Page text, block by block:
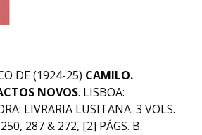
DE (1924-25) CAMILO.
NOVOS. LISBOA:
LIVRARIA LUSITANA. 3 VOLS.
287 & 272, [2] PÁGS. B.